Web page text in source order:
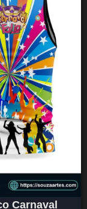
Carnaval